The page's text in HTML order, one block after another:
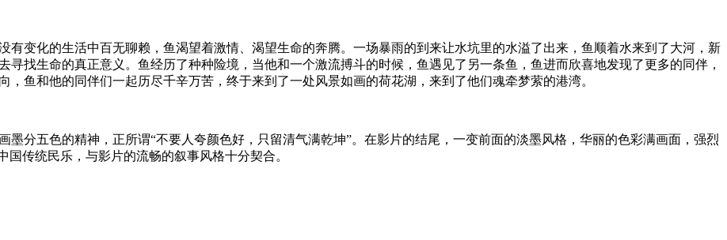
有变化的生活中百无聊赖，鱼渴望着激情、渴望生命的奔腾。一场暴雨的到来让水坑里的水溢了出来，鱼顺着水来到了大河，新
找生命的真正意义。鱼经历了种种险境，当他和一个激流搏斗的时候，鱼遇见了另一条鱼，鱼进而欣喜地发现了更多的同伴，
鱼和他的同伴们一起历尽千辛万苦，终于来到了一处风景如画的荷花湖，来到了他们魂牵梦萦的港湾。
墨分五色的精神，正所谓“不要人夸颜色好，只留清气满乾坤”。在影片的结尾，一变前面的淡墨风格，华丽的色彩满画面，强烈
传统民乐，与影片的流畅的叙事风格十分契合。